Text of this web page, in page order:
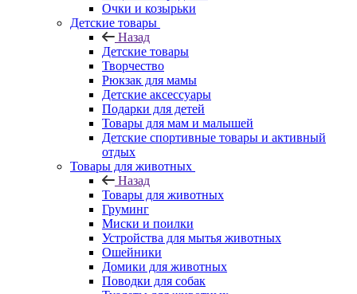
Очки и козырьки
Детские товары
Назад
Детские товары
Творчество
Рюкзак для мамы
Детские аксессуары
Подарки для детей
Товары для мам и малышей
Детские спортивные товары и активный
отдых
Товары для животных
Назад
Товары для животных
Груминг
Миски и поилки
Устройства для мытья животных
Ошейники
Домики для животных
Поводки для собак